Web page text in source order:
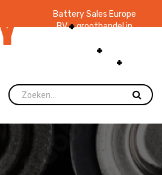
Battery Sales Europe
BV groothandel in
zaklampen Ruim 48
jaar ervaring
voorraad.